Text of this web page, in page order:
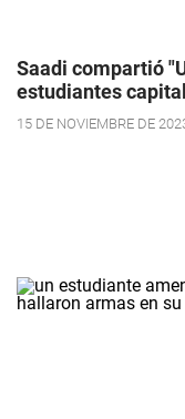
Saadi compartió
estudiantes
15 DE NOVIEMBRE DE